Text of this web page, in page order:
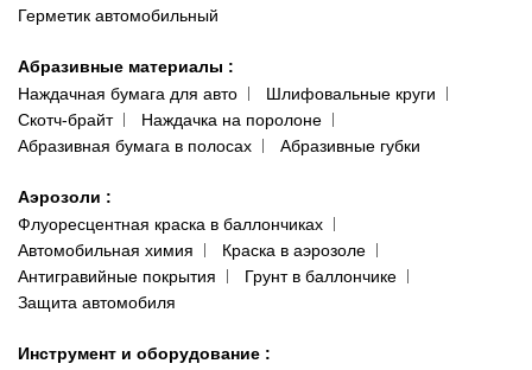
Герметик автомобильный
Абразивные материалы :
Наждачная бумага для авто
Шлифовальные круги
Скотч-брайт
Наждачка на поролоне
Абразивная бумага в полосах
Абразивные губки
Аэрозоли :
Флуоресцентная краска в баллончиках
Автомобильная химия
Краска в аэрозоле
Антигравийные покрытия
Грунт в баллончике
Защита автомобиля
Инструмент и оборудование :